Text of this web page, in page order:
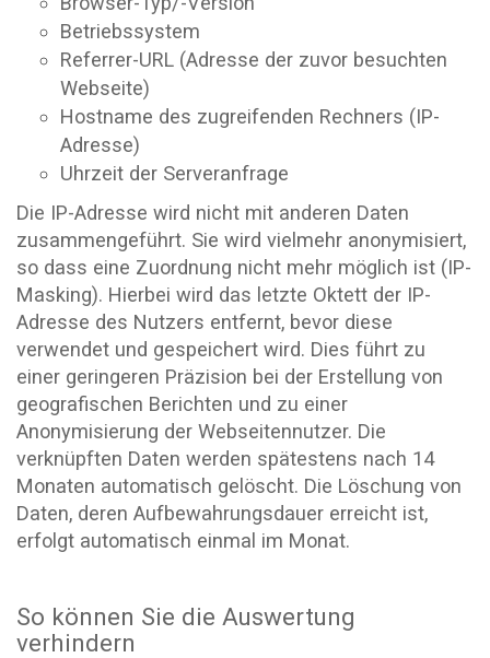
Betriebssystem
Referrer-URL (Adresse der zuvor besuchten
Webseite)
Hostname des zugreifenden Rechners (IP-
Adresse)
Uhrzeit der Serveranfrage
Die IP-Adresse wird nicht mit anderen Daten
zusammengeführt. Sie wird vielmehr anonymisiert,
so dass eine Zuordnung nicht mehr möglich ist (IP-
Masking). Hierbei wird das letzte Oktett der IP-
Adresse des Nutzers entfernt, bevor diese
verwendet und gespeichert wird. Dies führt zu
einer geringeren Präzision bei der Erstellung von
geografischen Berichten und zu einer
Anonymisierung der Webseitennutzer. Die
verknüpften Daten werden spätestens nach 14
Monaten automatisch gelöscht. Die Löschung von
Daten, deren Aufbewahrungsdauer erreicht ist,
erfolgt automatisch einmal im Monat.
So können Sie die Auswertung
verhindern